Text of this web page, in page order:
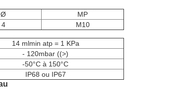
Ø
MP
4
M10
14 mlmin atp = 1 KPa
- 120mbar ((>)
-50°C à 150°C
IP68 ou IP67